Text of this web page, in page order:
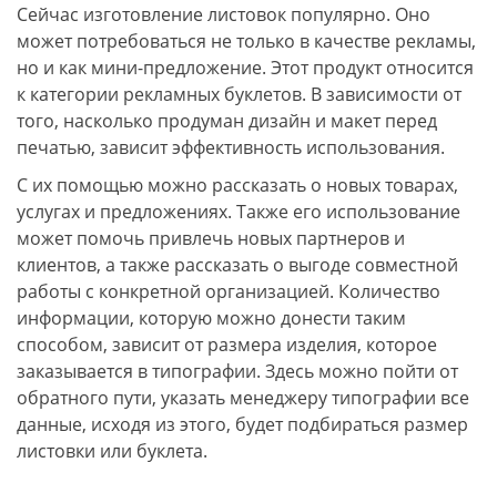
Сейчас изготовление листовок популярно. Оно
может потребоваться не только в качестве рекламы,
но и как мини-предложение. Этот продукт относится
к категории рекламных буклетов. В зависимости от
того, насколько продуман дизайн и макет перед
печатью, зависит эффективность использования.
С их помощью можно рассказать о новых товарах,
услугах и предложениях. Также его использование
может помочь привлечь новых партнеров и
клиентов, а также рассказать о выгоде совместной
работы с конкретной организацией. Количество
информации, которую можно донести таким
способом, зависит от размера изделия, которое
заказывается в типографии. Здесь можно пойти от
обратного пути, указать менеджеру типографии все
данные, исходя из этого, будет подбираться размер
листовки или буклета.